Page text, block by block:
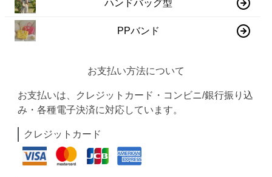
ハンドバッグ型
PPバンド
お支払い方法について
お支払いは、クレジットカード・コンビニ/銀行振り込
み・各種電子決済に対応しています。
クレジットカード